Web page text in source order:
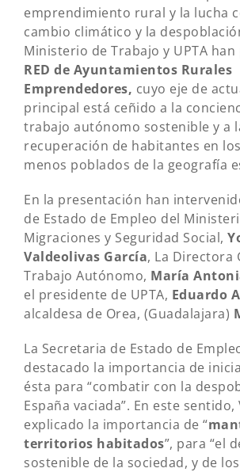
emprendimiento rural y la lucha
cambio climático y la
Ministerio de Trabajo y UPTA
RED de Ayuntamientos Rurales
Emprendedores, cuyo eje de
principal está ceñido a la
trabajo autónomo sostenible y a
recuperación de habitantes en
menos poblados de la geografía
En la presentación han
de Estado de Empleo del
Migraciones y Seguridad Social,
Valdeolivas García, La Directora
Trabajo Autónomo, María
el presidente de UPTA, Eduardo
alcaldesa de Orea, (Guadalajara)
La Secretaria de Estado de
destacado la importancia de
ésta para “combatir con la
España vaciada”. En este
explicado la importancia de “
territorios habitados”, para “el
sostenible de la sociedad, y de